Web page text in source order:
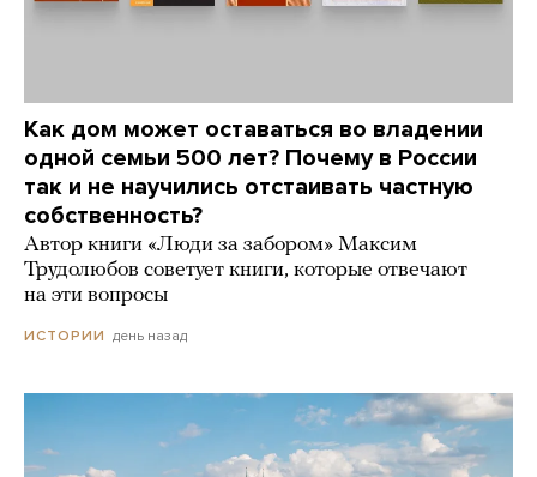
Как дом может оставаться во владении
одной семьи 500 лет? Почему в России
так и не научились отстаивать частную
собственность?
Автор книги «Люди за забором» Максим
Трудолюбов советует книги, которые отвечают
на эти вопросы
ИСТОРИИ день назад